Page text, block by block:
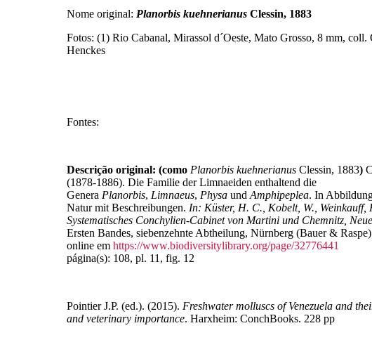
Nome original: Planorbis kuehnerianus Clessin, 1883
Fotos: (1) Rio Cabanal, Mirassol d´Oeste, Mato Grosso, 8 mm, coll.
Henckes
Fontes:
Descrição original: (como Planorbis kuehnerianus Clessin, 1883)
(1878-1886). Die Familie der Limnaeiden enthaltend die
Genera Planorbis, Limnaeus, Physa und Amphipeplea. In
Natur mit Beschreibungen. In: Küster, H. C., Kobelt, W., Weinkauff,
Systematisches Conchylien-Cabinet von Martini und Chemnitz,
Ersten Bandes, siebenzehnte Abtheilung, Nürnberg (Bauer &
online em https://www.biodiversitylibrary.org/page/32776441
página(s): 108, pl. 11, fig. 12
Pointier J.P. (ed.). (2015). Freshwater molluscs of Venezuela and
and veterinary importance. Harxheim: ConchBooks. 228 pp